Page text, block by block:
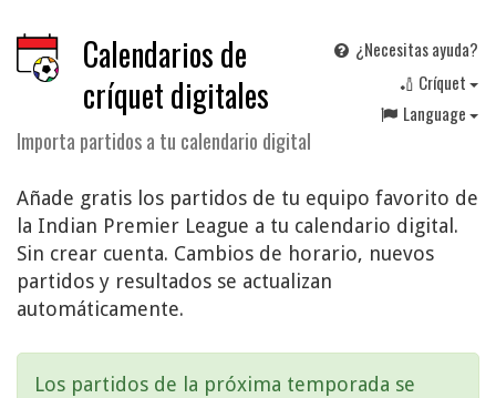
Calendarios de
críquet digitales
Importa partidos a tu calendario digital
¿Necesitas ayuda?
🏏 Críquet
Language
Añade gratis los partidos de tu equipo favorito de
la Indian Premier League a tu calendario digital.
Sin crear cuenta. Cambios de horario, nuevos
partidos y resultados se actualizan
automáticamente.
Los partidos de la próxima temporada se